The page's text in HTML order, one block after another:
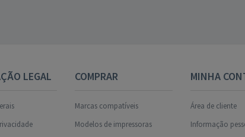
LEGAL COMPRAR
Marcas compatíveis
Modelos de impressoras
MINHA
Área de cliente
Informação